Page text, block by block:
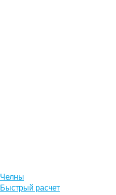
Челны
Быстрый расчет